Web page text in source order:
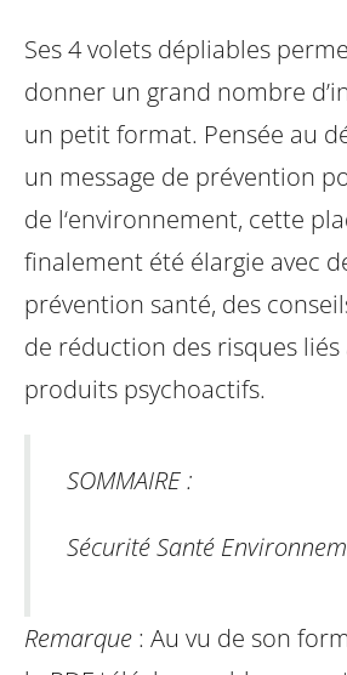
Ses 4 volets dépliables
donner un grand nombre
un petit format. Pensée au
un message de prévention
de l‘environnement, cette
finalement été élargie avec
prévention santé, des
de réduction des risques liés
produits psychoactifs.
SOMMAIRE :
SécuritéSanté
Remarque : Au vu de son